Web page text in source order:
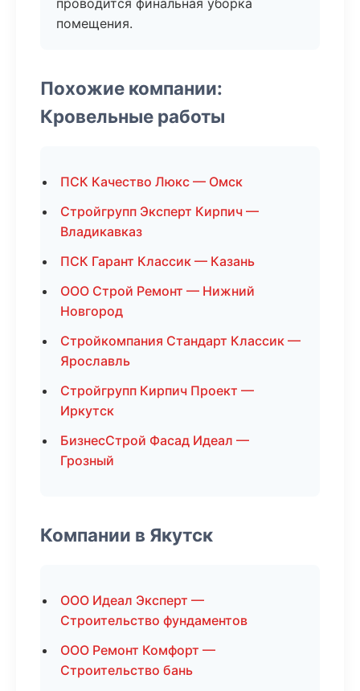
проводится финальная уборка
помещения.
Похожие компании:
Кровельные работы
ПСК Качество Люкс — Омск
Стройгрупп Эксперт Кирпич —
Владикавказ
ПСК Гарант Классик — Казань
ООО Строй Ремонт — Нижний
Новгород
Стройкомпания Стандарт Классик —
Ярославль
Стройгрупп Кирпич Проект —
Иркутск
БизнесСтрой Фасад Идеал —
Грозный
Компании в Якутск
ООО Идеал Эксперт —
Строительство фундаментов
ООО Ремонт Комфорт —
Строительство бань